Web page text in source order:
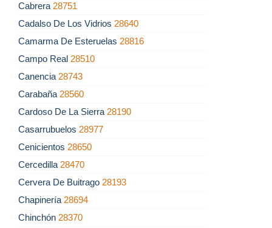
Cabrera 28751
Cadalso De Los Vidrios 28640
Camarma De Esteruelas 28816
Campo Real 28510
Canencia 28743
Carabaña 28560
Cardoso De La Sierra 28190
Casarrubuelos 28977
Cenicientos 28650
Cercedilla 28470
Cervera De Buitrago 28193
Chapinería 28694
Chinchón 28370